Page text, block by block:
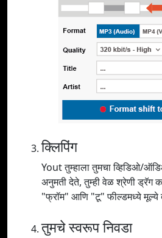
क्लिपिंग
Yout तुम्हाला तुमचा व्हिडिओ/
अनुमती देते, तुम्ही वेळ श्रेणी
"फ्रॉम" आणि "टू" फील्डमध्ये
तुमचे स्वरूप निवडा